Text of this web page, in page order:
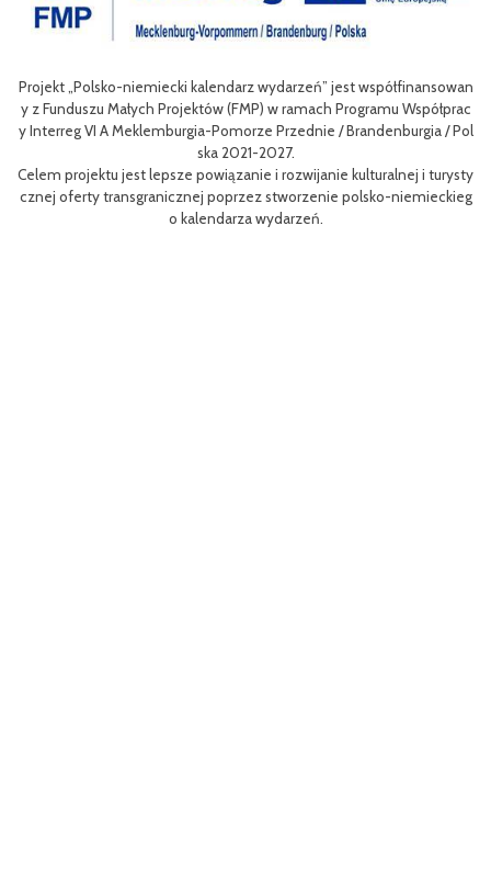
niemiecki kalendarz wydarzeń” jest współfinansowan
Małych Projektów (FMP) w ramach Programu Współprac
Meklemburgia-Pomorze Przednie / Brandenburgia / Pol
jest lepsze powiązanie i rozwijanie kulturalnej i turysty
poprzez stworzenie polsko-niemieckieg
o kalendarza wydarzeń.
Celem III
nie oferty
niej dla
Efektem
m rowerów